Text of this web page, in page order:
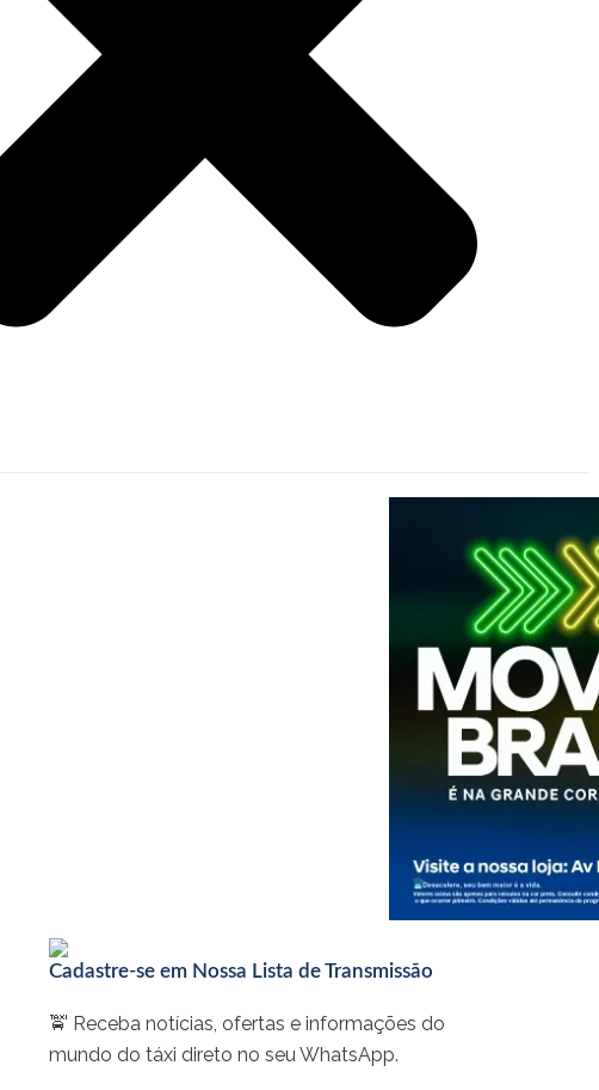
Cadastre-se em Nossa Lista de Transmissão
🚖 Receba notícias, ofertas e informações do
mundo do táxi direto no seu WhatsApp.